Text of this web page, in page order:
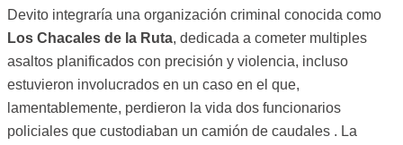
Devito integraría una organización criminal conocida como
Los Chacales de la Ruta, dedicada a cometer multiples
asaltos planificados con precisión y violencia, incluso
estuvieron involucrados en un caso en el que,
lamentablemente, perdieron la vida dos funcionarios
policiales que custodiaban un camión de caudales . La